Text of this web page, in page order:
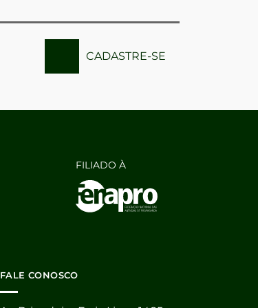
CADASTRE-SE
FILIADO À
FALE CONOSCO